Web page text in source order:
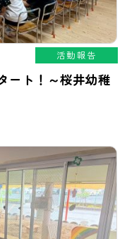
活動報告
ート！～桜井幼稚